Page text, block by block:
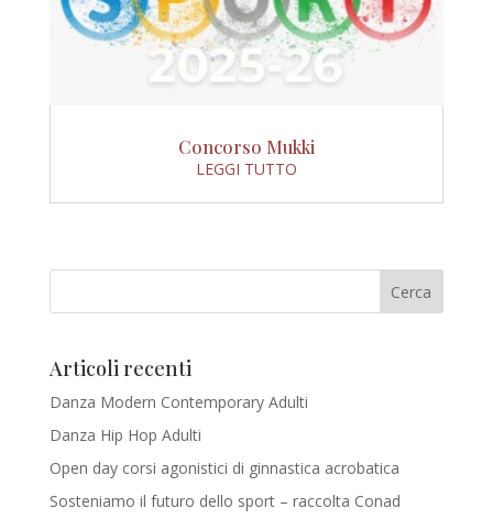
Concorso Mukki
LEGGI TUTTO
Articoli recenti
Danza Modern Contemporary Adulti
Danza Hip Hop Adulti
Open day corsi agonistici di ginnastica acrobatica
Sosteniamo il futuro dello sport – raccolta Conad